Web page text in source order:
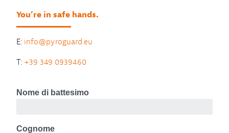
You’re in safe hands.
E: info@pyroguard.eu
T: +39 349 0939460